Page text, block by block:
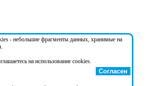
- небольшие фрагменты данных, хранимые на
на использование cookies.
Согласен